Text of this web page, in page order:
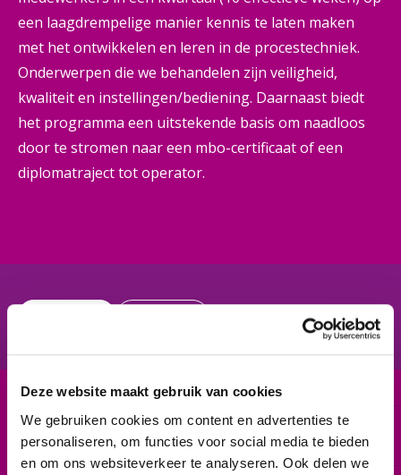
Deze website maakt gebruik van cookies
We gebruiken cookies om content en advertenties te
personaliseren, om functies voor social media te bieden
en om ons websiteverkeer te analyseren. Ook delen we
een laagdrempelige manier kennis te laten maken
met het ontwikkelen en leren in de procestechniek.
Onderwerpen die we behandelen zijn veiligheid,
kwaliteit en instellingen/bediening. Daarnaast biedt
het programma een uitstekende basis om naadloos
door te stromen naar een mbo-certificaat of een
diplomatraject tot operator.
Cursuscode
n.v.t.